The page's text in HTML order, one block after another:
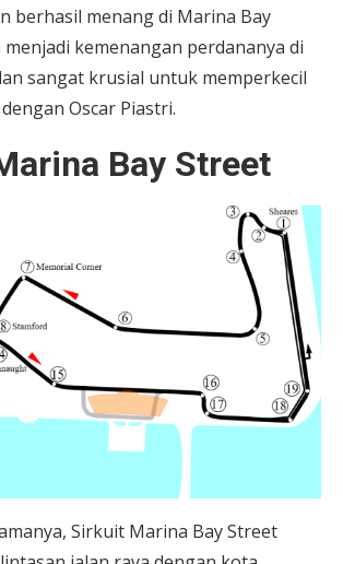
berhasil menang di Marina Bay
kemenangan perdananya di
sangat krusial untuk memperkecil
Oscar Piastri.
Bay Street
Sirkuit Marina Bay Street